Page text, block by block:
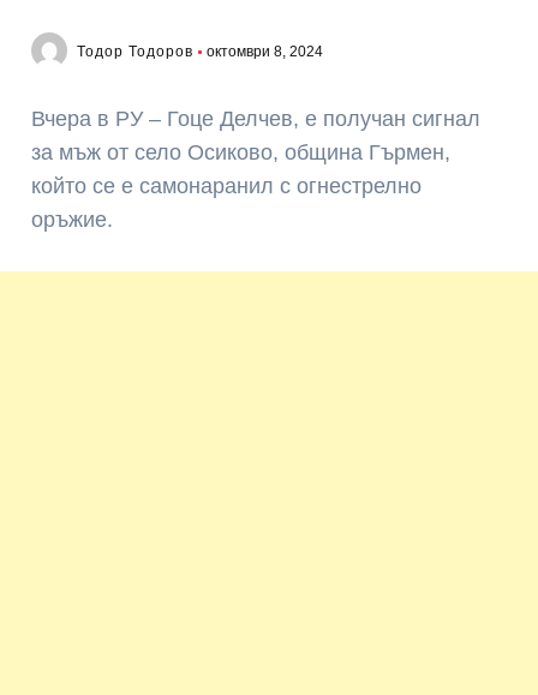
Тодор Тодоров октомври 8, 2024
Вчера в РУ – Гоце Делчев, е получан сигнал
за мъж от село Осиково, община Гърмен,
който се е самонаранил с огнестрелно
оръжие.